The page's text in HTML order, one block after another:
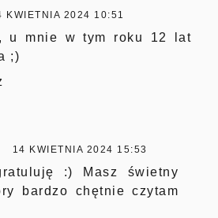
KWIETNIA 2024 10:51
u mnie w tym roku 12 lat
;)
14 KWIETNIA 2024 15:53
:) Masz świetny
bardzo chętnie czytam